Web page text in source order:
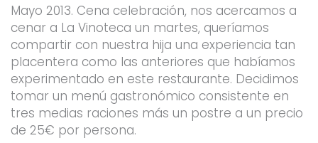
Mayo 2013. Cena celebración, nos acercamos a
cenar a La Vinoteca un martes, queríamos
compartir con nuestra hija una experiencia tan
placentera como las anteriores que habíamos
experimentado en este restaurante. Decidimos
tomar un menú gastronómico consistente en
tres medias raciones más un postre a un precio
de 25€ por persona.